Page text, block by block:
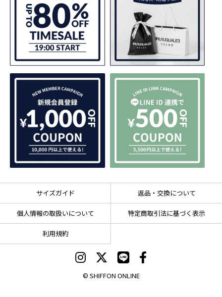
サイズガイド 返品・交換について
個人情報の取扱いについて 特定商取引法に基づく表示
利用規約
© SHIFFON ONLINE